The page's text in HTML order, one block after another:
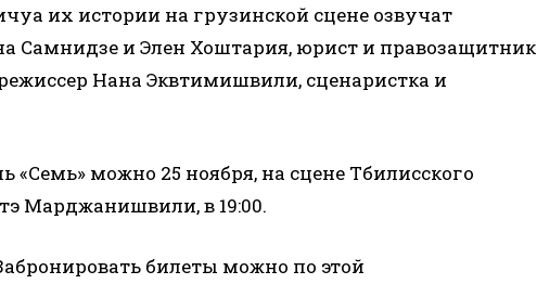
их истории на грузинской сцене озвучат
Самнидзе и Элен Хоштария, юрист и правозащитник
Нана Эквтимишвили, сценаристка и
можно 25 ноября, на сцене Тбилисского
Марджанишвили, в 19:00.
билеты можно по этой